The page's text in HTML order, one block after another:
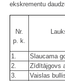
ekskrementu
Nr.
p. k.
1.
Slaucama
2.
Zīdītājgovs
3.
Vaislas